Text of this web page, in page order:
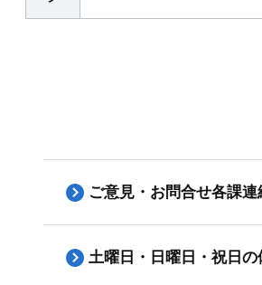
ご意見・お問合せ各課連
土曜日・日曜日・祝日の